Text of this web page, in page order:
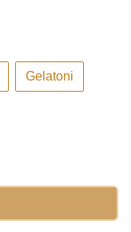
Gelatoni